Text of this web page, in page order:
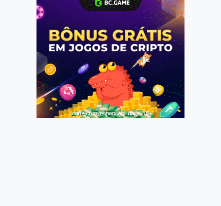
Jogue com responsabilidade. 18+